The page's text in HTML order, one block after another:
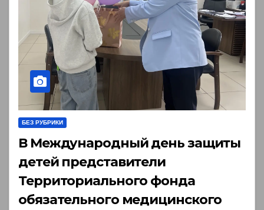
БЕЗ РУБРИКИ
В Международный день защиты
детей представители
Территориального фонда
обязательного медицинского